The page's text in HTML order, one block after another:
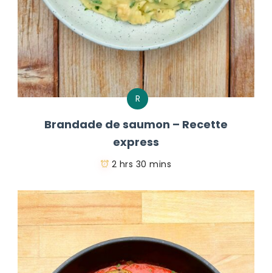
R
Brandade de saumon – Recette
express
2 hrs 30 mins